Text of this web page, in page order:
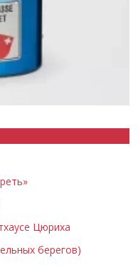
Цюриха
берегов)